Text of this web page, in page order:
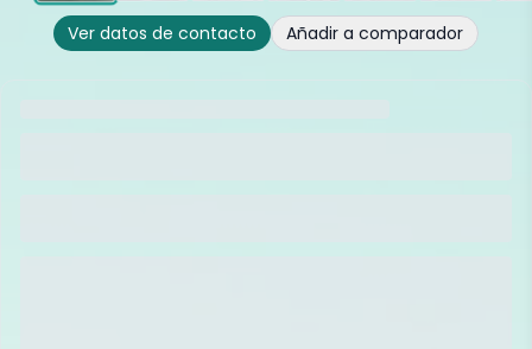
Ver datos de contacto Añadir a comparador